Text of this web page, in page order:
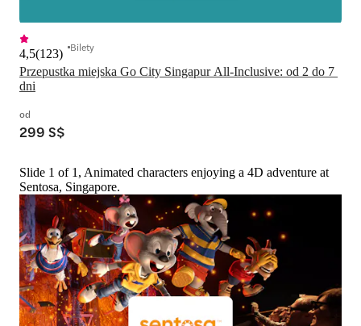
Przepustka miejska Go City Singapur All-Inclusive: od 2 do 7
dni
4,5(123) Bilety
od
299 S$
Slide 1 of 1, Animated characters enjoying a 4D adventure at
Sentosa, Singapore.